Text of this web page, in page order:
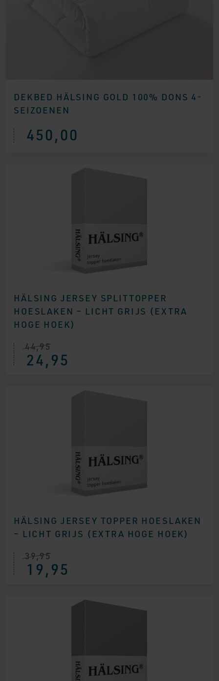
DEKBED HÄLSING GOLD 100% DONS 4-
SEIZOENEN
450,00
HÄLSING JERSEY SPLITTOPPER
HOESLAKEN – LICHT GRIJS (EXTRA
HOGE HOEK)
44,95
24,95
HÄLSING JERSEY TOPPER HOESLAKEN
– LICHT GRIJS (EXTRA HOGE HOEK)
39,95
19,95